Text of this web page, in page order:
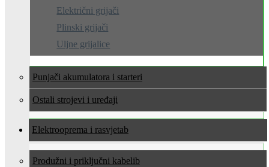
Električni grijači
Plinski grijači
Uljne grijalice
Punjači akumulatora i starteri
Ostali strojevi i uređaji
Elektrooprema i rasvjeta
Produžni i priključni kabeli